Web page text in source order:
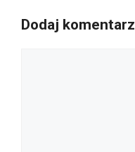
Dodaj komentarz